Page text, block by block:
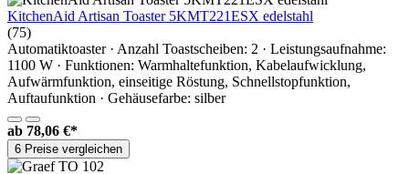
KitchenAid Artisan Toaster 5KMT221ESX edelstahl
(75)
Automatiktoaster · Anzahl Toastscheiben: 2 · Leistungsaufnahme:
1100 W · Funktionen: Warmhaltefunktion, Kabelaufwicklung,
Aufwärmfunktion, einseitige Röstung, Schnellstopfunktion,
Auftaufunktion · Gehäusefarbe: silber
ab 78,06 €*
6 Preise vergleichen